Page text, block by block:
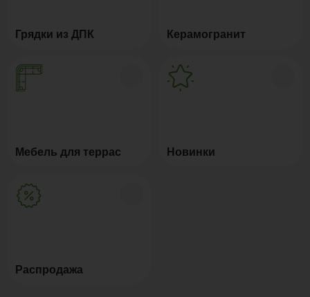
Грядки из ДПК Керамогранит
Мебель для террас Новинки
Распродажа